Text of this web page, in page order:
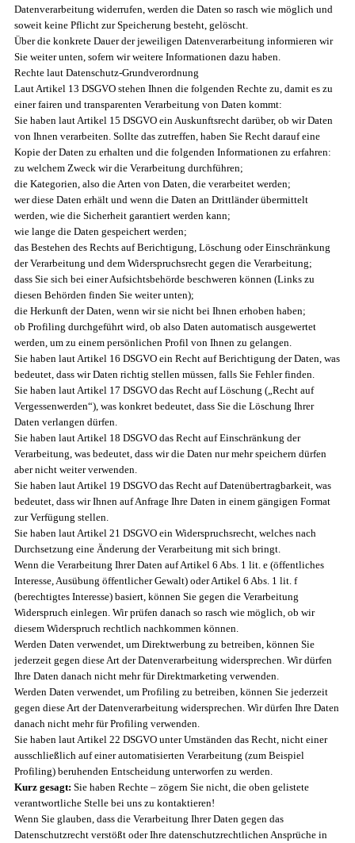
Datenverarbeitung widerrufen, werden die Daten so rasch wie möglich und
soweit keine Pflicht zur Speicherung besteht, gelöscht.
Über die konkrete Dauer der jeweiligen Datenverarbeitung informieren wir
Sie weiter unten, sofern wir weitere Informationen dazu haben.
Rechte laut Datenschutz-Grundverordnung
Laut Artikel 13 DSGVO stehen Ihnen die folgenden Rechte zu, damit es zu
einer fairen und transparenten Verarbeitung von Daten kommt:
Sie haben laut Artikel 15 DSGVO ein Auskunftsrecht darüber, ob wir Daten
von Ihnen verarbeiten. Sollte das zutreffen, haben Sie Recht darauf eine
Kopie der Daten zu erhalten und die folgenden Informationen zu erfahren:
zu welchem Zweck wir die Verarbeitung durchführen;
die Kategorien, also die Arten von Daten, die verarbeitet werden;
wer diese Daten erhält und wenn die Daten an Drittländer übermittelt
werden, wie die Sicherheit garantiert werden kann;
wie lange die Daten gespeichert werden;
das Bestehen des Rechts auf Berichtigung, Löschung oder Einschränkung
der Verarbeitung und dem Widerspruchsrecht gegen die Verarbeitung;
dass Sie sich bei einer Aufsichtsbehörde beschweren können (Links zu
diesen Behörden finden Sie weiter unten);
die Herkunft der Daten, wenn wir sie nicht bei Ihnen erhoben haben;
ob Profiling durchgeführt wird, ob also Daten automatisch ausgewertet
werden, um zu einem persönlichen Profil von Ihnen zu gelangen.
Sie haben laut Artikel 16 DSGVO ein Recht auf Berichtigung der Daten, was
bedeutet, dass wir Daten richtig stellen müssen, falls Sie Fehler finden.
Sie haben laut Artikel 17 DSGVO das Recht auf Löschung („Recht auf
Vergessenwerden“), was konkret bedeutet, dass Sie die Löschung Ihrer
Daten verlangen dürfen.
Sie haben laut Artikel 18 DSGVO das Recht auf Einschränkung der
Verarbeitung, was bedeutet, dass wir die Daten nur mehr speichern dürfen
aber nicht weiter verwenden.
Sie haben laut Artikel 19 DSGVO das Recht auf Datenübertragbarkeit, was
bedeutet, dass wir Ihnen auf Anfrage Ihre Daten in einem gängigen Format
zur Verfügung stellen.
Sie haben laut Artikel 21 DSGVO ein Widerspruchsrecht, welches nach
Durchsetzung eine Änderung der Verarbeitung mit sich bringt.
Wenn die Verarbeitung Ihrer Daten auf Artikel 6 Abs. 1 lit. e (öffentliches
Interesse, Ausübung öffentlicher Gewalt) oder Artikel 6 Abs. 1 lit. f
(berechtigtes Interesse) basiert, können Sie gegen die Verarbeitung
Widerspruch einlegen. Wir prüfen danach so rasch wie möglich, ob wir
diesem Widerspruch rechtlich nachkommen können.
Werden Daten verwendet, um Direktwerbung zu betreiben, können Sie
jederzeit gegen diese Art der Datenverarbeitung widersprechen. Wir dürfen
Ihre Daten danach nicht mehr für Direktmarketing verwenden.
Werden Daten verwendet, um Profiling zu betreiben, können Sie jederzeit
gegen diese Art der Datenverarbeitung widersprechen. Wir dürfen Ihre Daten
danach nicht mehr für Profiling verwenden.
Sie haben laut Artikel 22 DSGVO unter Umständen das Recht, nicht einer
ausschließlich auf einer automatisierten Verarbeitung (zum Beispiel
Profiling) beruhenden Entscheidung unterworfen zu werden.
Kurz gesagt: Sie haben Rechte – zögern Sie nicht, die oben gelistete
verantwortliche Stelle bei uns zu kontaktieren!
Wenn Sie glauben, dass die Verarbeitung Ihrer Daten gegen das
Datenschutzrecht verstößt oder Ihre datenschutzrechtlichen Ansprüche in